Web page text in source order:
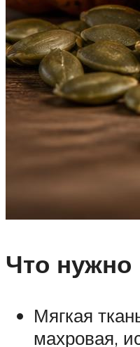
Что нужно
Мягкая
махровая,